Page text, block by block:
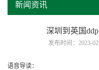
新闻资讯
深圳到英国
发布时间：2023-
语音导读：